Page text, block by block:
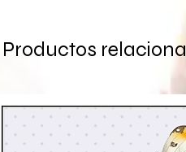
Productos